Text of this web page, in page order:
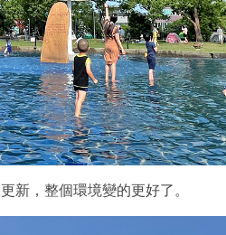
新，整個環境變的更好了。